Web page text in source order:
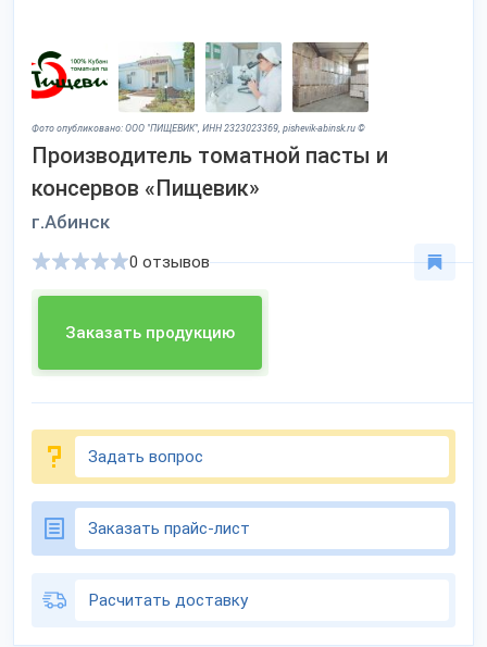
Фото опубликовано: ООО "ПИЩЕВИК", ИНН 2323023369, pishevik-abinsk.ru ©
Производитель томатной пасты и
консервов «Пищевик»
г.Абинск
Заказать продукцию
0 отзывов
Задать вопрос
Заказать прайс-лист
Расчитать доставку